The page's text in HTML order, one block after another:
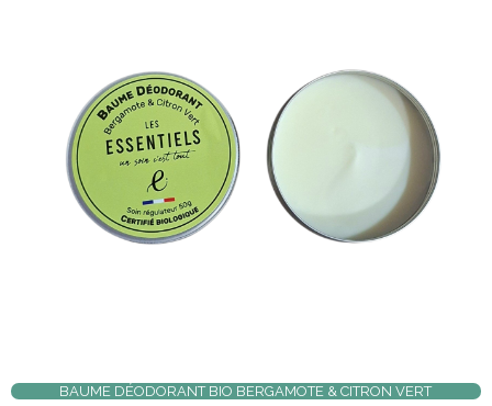
BAUME DÉODORANT BIO BERGAMOTE & CITRON VERT